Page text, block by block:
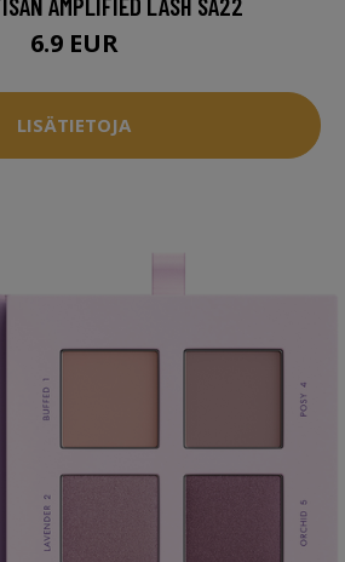
6.9 EUR
LISÄTIETOJA